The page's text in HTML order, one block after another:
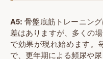
A5: 骨盤底筋トレーニン
差はありますが、多くの
で効果が現れ始めます。
で、更年期による頻尿や